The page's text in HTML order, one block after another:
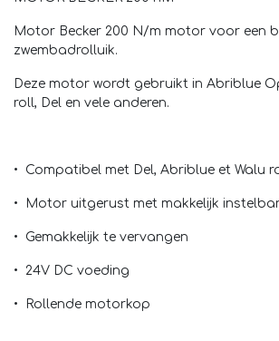
Motor Becker 200 N/m motor voor een
zwembadrolluik.
Deze motor wordt gebruikt in Abriblue
roll, Del en vele anderen.
• Compatibel met Del, Abriblue et Walu
• Motor uitgerust met makkelijk
• Gemakkelijk te vervangen
• 24V DC voeding
• Rollende motorkop